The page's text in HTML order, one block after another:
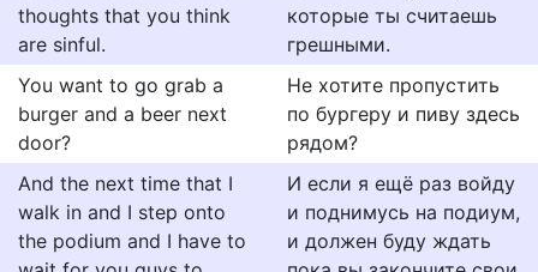
thoughts that you think
are sinful.
которые ты считаешь
грешными.
You want to go grab a
burger and a beer next
door?
Не хотите пропустить
по бургеру и пиву здесь
рядом?
And the next time that I
walk in and I step onto
the podium and I have to
И если я ещё раз войду
и поднимусь на подиум,
и должен буду ждать